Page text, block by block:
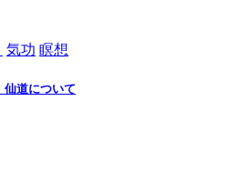
気功 瞑想
仙道について